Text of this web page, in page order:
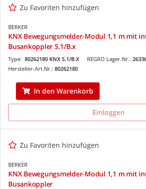
Zu Favoriten hinzufügen
BERKER
KNX Bewegungsmelder-Modul 1,1 m mit
Busankoppler S.1/B.x
REGRO Lager.Nr.:
Type: 80262180 KNX S.1/B.X
Hersteller-Art.Nr.: 80262180
In den Warenkorb
Einloggen
Zu Favoriten hinzufügen
BERKER
KNX Bewegungsmelder-Modul 1,1 m mit
Busankoppler